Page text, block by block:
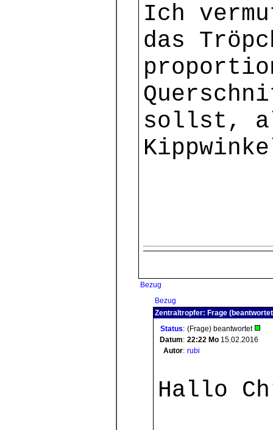
Ich
das
sollst,
Bezug
Bezug
Zentraltropfer: Frage
Status: (Frage) beantwortet
Datum: 22:22 Mo 15.02.2016
Autor: rubi
Hallo